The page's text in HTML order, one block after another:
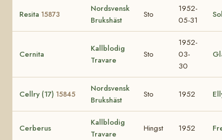
Resita 15873
Nordsvensk
Brukshäst
Sto
1952-
05-31
Cernita
Kallblodig
Travare
Sto
1952-
03-
30
Cellry (17) 15845
Nordsvensk
Brukshäst
Sto 1952
Cerberus
Kallblodig
Travare
Hingst 1952